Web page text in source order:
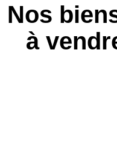
Nos
à